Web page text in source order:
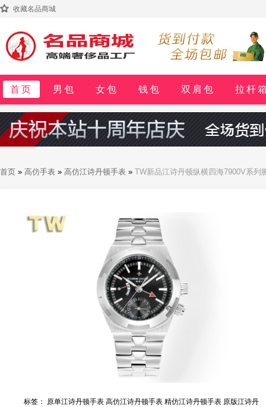
收藏名品商城
首页 男包 女包 钱包 双肩包 拉杆
首页 » 高仿手表 » 高仿江诗丹顿手表 » TW新品江诗丹顿纵横四海7900V系
标签： 原单江诗丹顿手表 高仿江诗丹顿手表 精仿江诗丹顿手表 原版江诗丹